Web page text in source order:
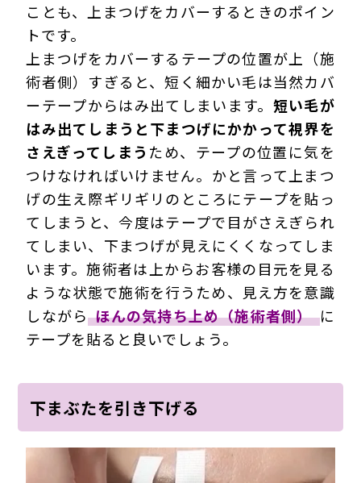
ことも、上まつげをカバーするときのポイン
トです。
上まつげをカバーするテープの位置が上（施
術者側）すぎると、短く細かい毛は当然カバ
ーテープからはみ出てしまいます。 短い毛が
はみ出てしまうと下まつげにかかって視界を
さえぎってしまう ため、テープの位置に気を
つけなければいけません。かと言って上まつ
げの生え際ギリギリのところにテープを貼っ
てしまうと、今度はテープで目がさえぎられ
てしまい、下まつげが見えにくくなってしま
います。施術者は上からお客様の目元を見る
ような状態で施術を行うため、見え方を意識
しながら ほんの気持ち上め（施術者側） に
テープを貼ると良いでしょう。
下まぶたを引き下げる